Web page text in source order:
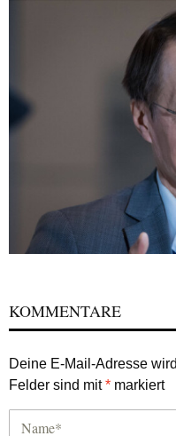
KOMMENTARE
Deine E-Mail-Adresse
Felder sind mit* markiert